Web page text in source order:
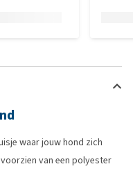
waar jouw hond zich
van een polyester